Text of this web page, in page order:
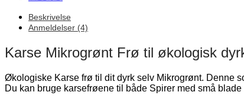
Beskrivelse
Anmeldelser (4)
Karse Mikrogrønt Frø til økologisk
Økologiske Karse frø til dit dyrk selv Mikrogrønt. Denne
Du kan bruge karsefrøene til både Spirer med små